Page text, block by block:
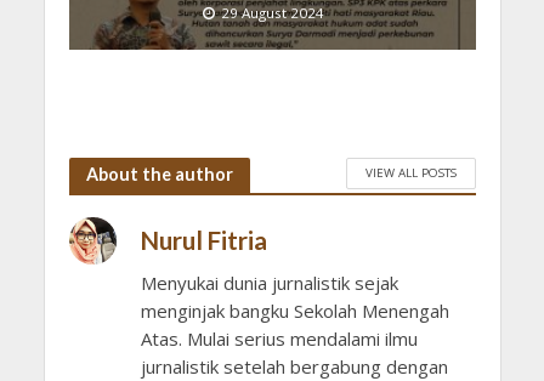
29 August 2024
About the author VIEW ALL POSTS
Nurul Fitria
Menyukai dunia jurnalistik sejak
menginjak bangku Sekolah Menengah
Atas. Mulai serius mendalami ilmu
jurnalistik setelah bergabung dengan